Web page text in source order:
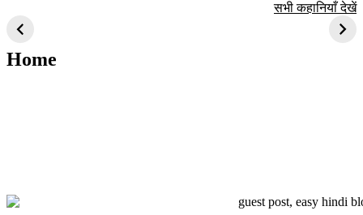
तकनीक जो आपको
2024 के लिए सीखनी
चाहिए
ऐतिहासिक स्थान
सभी कहानियाँ देखें
Home